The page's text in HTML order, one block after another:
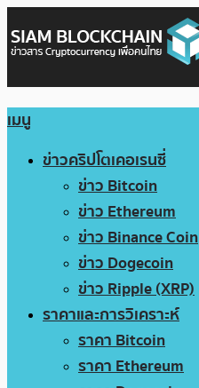
เมนู
ข่าวคริปโตเคอเรนซี่
ข่าว Bitcoin
ข่าว Ethereum
ข่าว Binance Coin
ข่าว Dogecoin
ข่าว Ripple (XRP)
ราคาและการวิเคราะห์
ราคา Bitcoin
ราคา Ethereum